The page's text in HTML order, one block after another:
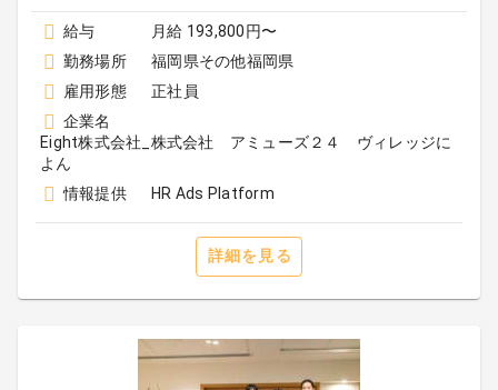
給与
月給 193,800円〜
勤務場所
福岡県その他福岡県
雇用形態
正社員
企業名
Eight株式会社_株式会社 アミューズ２４ ヴィレッジに
よん
情報提供
HR Ads Platform
詳細を見る